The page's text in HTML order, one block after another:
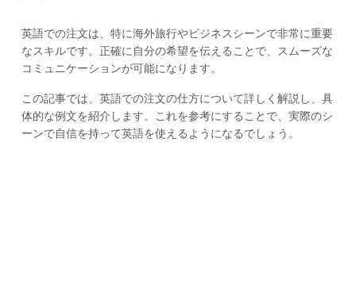
英語での注文は、特に海外旅行やビジネスシーンで非常に重要
なスキルです。正確に自分の希望を伝えることで、スムーズな
コミュニケーションが可能になります。
この記事では、英語での注文の仕方について詳しく解説し、具
体的な例文を紹介します。これを参考にすることで、実際のシ
ーンで自信を持って英語を使えるようになるでしょう。